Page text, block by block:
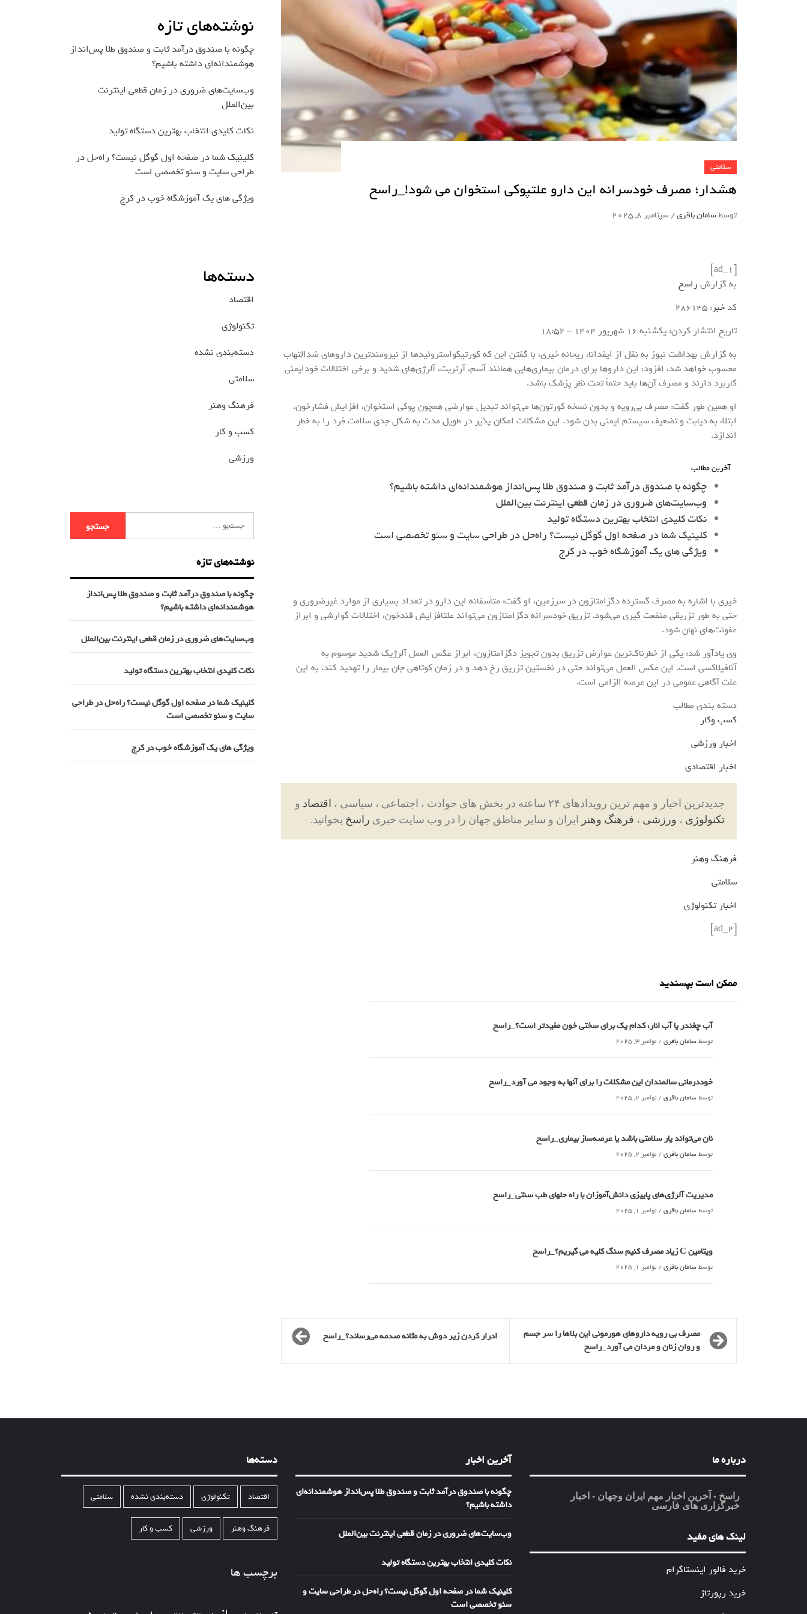
سلامتی
هشدار؛ مصرف خودسرانه این دارو علتپوکی استخوان می شود!_راسخ
توسطسامان باقری/سپتامبر 8, 2025
[ad_1]
به گزارش راسخ
کدخبر: 286145
تاریخ انتشار کردن: یکشنبه 16 شهريور 1404 – 18:52
به گزارش بهداشت نیوز به نقل از ایفدانا، ریحانه خیری، با گفتن این که کورتیکواستروئیدها از نیرومندترین داروهای ضدالتهاب
محسوب خواهد شد، افزود: این داروها برای درمان بیماری‌هایی همانند آسم، آرتریت، آلرژی‌های شدید و برخی اختلالات خودایمنی
کاربرد دارند و مصرف آن‌ها باید حتماً تحت نظر پزشک باشد.
او همین طور گفت: مصرف بی‌رویه و بدون نسخه کورتون‌ها می‌تواند تبدیل عوارضی همچون پوکی استخوان، افزایش فشارخون،
ابتلاء به دیابت و تضعیف سیستم ایمنی بدن شود. این مشکلات امکان پذیر در طویل مدت به شکل جدی سلامت فرد را به خطر
اندازد.
آخرین مطالب
چگونه با صندوق درآمد ثابت و صندوق طلا پس‌انداز هوشمندانه‌ای داشته باشیم؟
وب‌سایت‌های ضروری در زمان قطعی اینترنت بین‌الملل
نکات کلیدی انتخاب بهترین دستگاه تولید
کلینیک شما در صفحه اول گوگل نیست؟ راه‌حل در طراحی سایت و سئو تخصصی است
ویژگی های یک آموزشگاه خوب در کرج
خیری با اشاره به مصرف گسترده دگزامتازون در سرزمین، او گفت: متأسفانه این دارو در تعداد بسیاری از موارد غیرضروری و
حتی به طور تزریقی منفعت گیری می‌شود. تزریق خودسرانه دگزامتازون می‌تواند علتافزایش قندخون، اختلالات گوارشی و ابراز
عفونت‌های نهان شود.
وی یادآور شد: یکی از خطرناک‌ترین عوارض تزریق بدون تجویز دگزامتازون، ابراز عکس العمل آلرژیک شدید موسوم به
آنافیلاکسی است. این عکس العمل می‌تواند حتی در نخستین تزریق رخ دهد و در زمان کوتاهی جان بیمار را تهدید کند، به این
علت آگاهی عمومی در این عرصه الزامی است.
دسته بندی مطالب
کسب وکار
اخبار ورزشی
اخبار اقتصادی
جدیدترین اخبار و مهم ترین رویدادهای ۲۴ ساعته در بخش های حوادث ، اجتماعی ، سیاسی ، اقتصاد و
تکنولوژی ، ورزشی ، فرهنگ وهنر ایران و سایر مناطق جهان را در وب سایت خبری راسخ بخوانید.
فرهنگ وهنر
سلامتی
اخبار تکنولوژی
[ad_2]
ممکن است بپسندید
آب چغندر یا آب انار، کدام‌ یک برای سختی خون مفیدتر است؟_راسخ
توسطسامان باقری / نوامبر 3, 2025
خوددرمانی سالمندان این مشکلات را برای آنها به وجود می آورد_راسخ
توسطسامان باقری / نوامبر 2, 2025
نان می‌تواند یار سلامتی باشد یا عرصه‌ساز بیماری_راسخ
توسطسامان باقری / نوامبر 2, 2025
مدیریت آلرژی‌های پاییزی دانش‌آموزان با راه حلهای طب سنتی_راسخ
توسطسامان باقری / نوامبر 1, 2025
ویتامین C زیاد مصرف کنیم سنگ کلیه می گیریم؟_راسخ
توسطسامان باقری / نوامبر 1, 2025
مصرف بی رویه داروهای هورمونی این بلاها را سر جسم
و روان زنان و مردان می آورد_راسخ
ادرار کردن زیر دوش به مثانه صدمه می‌رساند؟_راسخ
نوشته‌های تازه
چگونه با صندوق درآمد ثابت و صندوق طلا پس‌انداز
هوشمندانه‌ای داشته باشیم؟
وب‌سایت‌های ضروری در زمان قطعی اینترنت
بین‌الملل
نکات کلیدی انتخاب بهترین دستگاه تولید
کلینیک شما در صفحه اول گوگل نیست؟ راه‌حل در
طراحی سایت و سئو تخصصی است
ویژگی های یک آموزشگاه خوب در کرج
دسته‌ها
اقتصاد
تکنولوژی
دسته‌بندی نشده
سلامتی
فرهنگ وهنر
کسب و کار
ورزشی
نوشته‌های تازه
چگونه با صندوق درآمد ثابت و صندوق طلا پس‌انداز
هوشمندانه‌ای داشته باشیم؟
وب‌سایت‌های ضروری در زمان قطعی اینترنت بین‌الملل
نکات کلیدی انتخاب بهترین دستگاه تولید
کلینیک شما در صفحه اول گوگل نیست؟ راه‌حل در طراحی
سایت و سئو تخصصی است
ویژگی های یک آموزشگاه خوب در کرج
درباره ما
راسخ - آخرین اخبار مهم ایران وجهان - اخبار
خبرگزاری های فارسی
لینک های مفید
خرید فالور اینستاگرام
خرید رپورتاژ
آخرین اخبار
چگونه با صندوق درآمد ثابت و صندوق طلا پس‌انداز هوشمندانه‌ای
داشته باشیم؟
وب‌سایت‌های ضروری در زمان قطعی اینترنت بین‌الملل
نکات کلیدی انتخاب بهترین دستگاه تولید
کلینیک شما در صفحه اول گوگل نیست؟ راه‌حل در طراحی سایت و
سئو تخصصی است
دسته‌ها
اقتصاد تکنولوژی دسته‌بندی نشده سلامتی
فرهنگ وهنر ورزشی کسب و کار
برچسب ها